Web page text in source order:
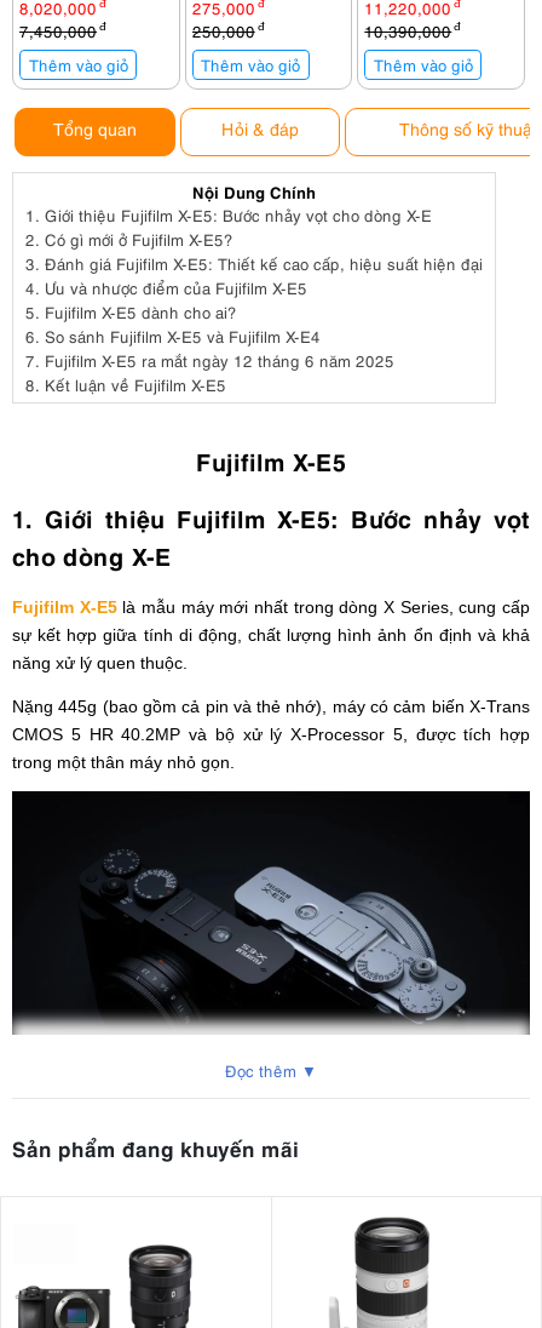
8,020,000 đ
7,450,000đ
Thêm vào giỏ
275,000 đ
250,000 đ
Thêm vào giỏ
11,220,000 đ
10,390,000đ
Thêm vào giỏ
Tổng quan Hỏi & đáp Thông số kỹ thuật
Nội Dung Chính
1. Giới thiệu Fujifilm X-E5: Bước nhảy vọt cho dòng X-E
2. Có gì mới ở Fujifilm X-E5?
3. Đánh giá Fujifilm X-E5: Thiết kế cao cấp, hiệu suất hiện đại
4. Ưu và nhược điểm của Fujifilm X-E5
5. Fujifilm X-E5 dành cho ai?
6. So sánh Fujifilm X-E5 và Fujifilm X-E4
7. Fujifilm X-E5 ra mắt ngày 12 tháng 6 năm 2025
8. Kết luận về Fujifilm X-E5
Fujifilm X-E5
1. Giới thiệu Fujifilm X-E5: Bước nhảy vọt
cho dòng X-E
Fujifilm X-E5là mẫu máy mới nhất trong dòng X Series, cung cấp
sự kết hợp giữa tính di động, chất lượng hình ảnh ổn định và khả
năng xử lý quen thuộc.
Nặng 445g (bao gồm cả pin và thẻ nhớ), máy có cảm biến X-Trans
CMOS 5 HR 40.2MP và bộ xử lý X-Processor 5, được tích hợp
trong một thân máy nhỏ gọn.
Fujifilm X-E5 cung cấp bản cập nhật quan trọng nhất cho dòng máy
ảnh không gương lật kiểu máy đo khoảng cách nhỏ gọn của
Fujifilm. Nó giới thiệu tính năng ổn định hình ảnh trong thân máy 5
trục cho dòng XE, cung cấp khả năng hiệu chỉnh lên đến 7,0 điểm
Đọc thêm ▼
Sản phẩm đang khuyến mãi